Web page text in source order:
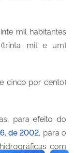
mil habitantes
mil e um)
cinco por cento)
para efeito do
de 2002, para o
com